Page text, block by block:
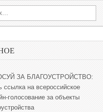
ЗА БЛАГОУСТРОЙСТВО:
ссылка на всероссийское
голосование за объекты